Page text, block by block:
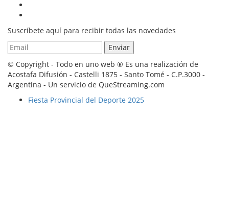
Suscríbete aquí para recibir todas las novedades
© Copyright - Todo en uno web ® Es una realización de
Acostafa Difusión - Castelli 1875 - Santo Tomé - C.P.3000 -
Argentina - Un servicio de QueStreaming.com
Fiesta Provincial del Deporte 2025